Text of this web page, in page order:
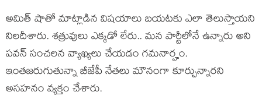
అమిత్ షాతో మాట్లాడిన విష‌యాలు బ‌య‌ట‌కు ఎలా తెలుస్తాయ‌ని
నిల‌దీశారు. శ‌త్రువులు ఎక్క‌డో లేరు.. మ‌న పార్టీలోనే ఉన్నారు అని
ప‌వ‌న్ సంచ‌ల‌న వ్యాఖ్య‌లు చేయ‌డం గ‌మ‌నార్హం.
ఇంత‌జ‌రుగుతున్నా బీజేపీ నేత‌లు మౌనంగా కూర్చున్నార‌ని
అస‌హ‌నం వ్య‌క్తం చేశారు.